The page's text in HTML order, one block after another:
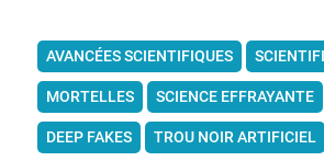
AVANCÉES SCIENTIFIQUES
MORTELLES SCIENCE EFFRAYANTE
DEEP FAKES TROU NOIR ARTIFICIEL